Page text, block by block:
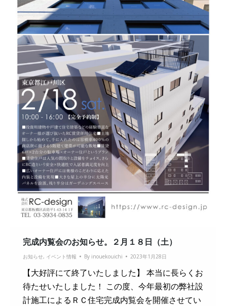
完成内覧会のお知らせ。２月１８日（土）
お知らせ, イベント情報 By inouekouichi 2023年1月28日
【大好評にて終了いたしました】 本当に長らくお
待たせいたしました！ この度、今年最初の弊社設
計施工によるＲＣ住宅完成内覧会を開催させてい